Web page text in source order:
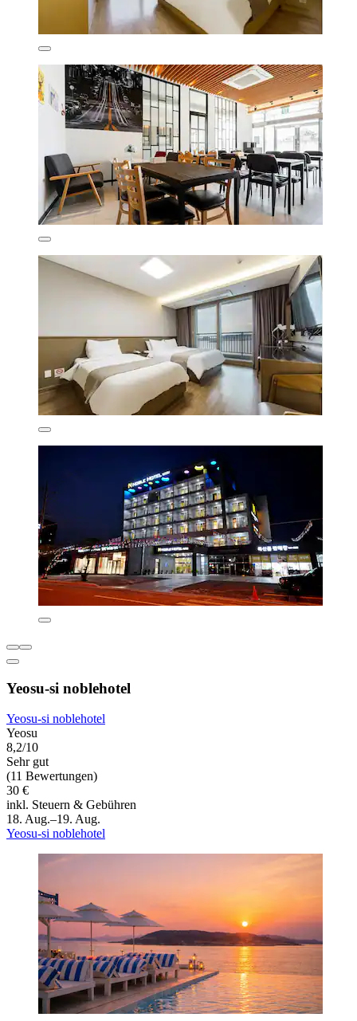
Yeosu-si noblehotel
Yeosu-si noblehotel
Yeosu
8,2/10
Sehr gut
(11 Bewertungen)
30 €
inkl. Steuern & Gebühren
18. Aug.–19. Aug.
Yeosu-si noblehotel